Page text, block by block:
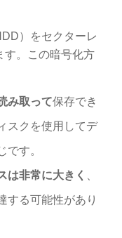
）をセクターレ
す。この暗号化方
み取って保存でき
スクを使用してデ
です。
は非常に大きく
する可能性があり